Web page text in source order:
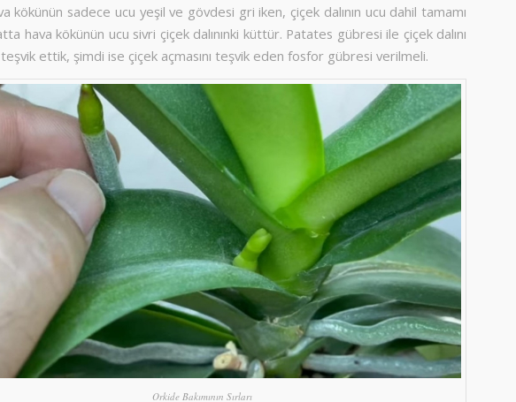
kökünün sadece ucu yeşil ve gövdesi gri iken, çiçek dalının ucu dahil tamamı
hava kökünün ucu sivri çiçek dalınınki küttür. Patates gübresi ile çiçek dalını
teşvik ettik, şimdi ise çiçek açmasını teşvik eden fosfor gübresi verilmeli.
Orkide Bakımının Sırları